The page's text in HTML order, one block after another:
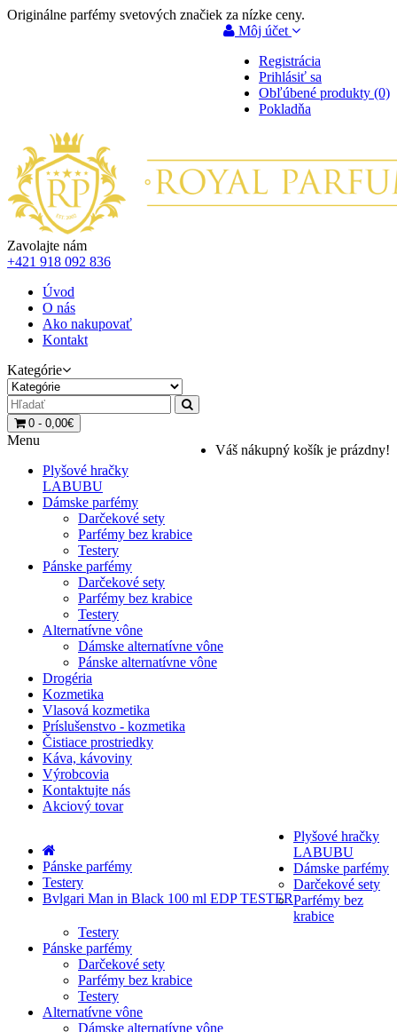
Originálne parfémy svetových značiek za nízke ceny.
Môj účet
Registrácia
Prihlásiť sa
Obľúbené produkty (0)
Pokladňa
Zavolajte nám
+421 918 092 836
Úvod
O nás
Ako nakupovať
Kontakt
Kategórie
0 - 0,00€
Váš nákupný košík je prázdny!
Menu
Plyšové hračky
LABUBU
Dámske parfémy
Darčekové sety
Parfémy bez krabice
Testery
Pánske parfémy
Darčekové sety
Parfémy bez krabice
Testery
Alternatívne vône
Dámske alternatívne vône
Pánske alternatívne vône
Drogéria
Kozmetika
Vlasová kozmetika
Príslušenstvo - kozmetika
Čistiace prostriedky
Káva, kávoviny
Výrobcovia
Kontaktujte nás
Akciový tovar
Pánske parfémy
Testery
Bvlgari Man in Black 100 ml EDP TESTER
Plyšové hračky
LABUBU
Dámske parfémy
Darčekové sety
Parfémy bez
krabice
Testery
Pánske parfémy
Darčekové sety
Parfémy bez krabice
Testery
Alternatívne vône
Dámske alternatívne vône